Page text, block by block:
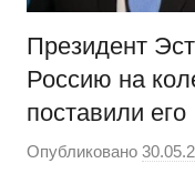
Президент
Россию на
поставили его
Опубликовано